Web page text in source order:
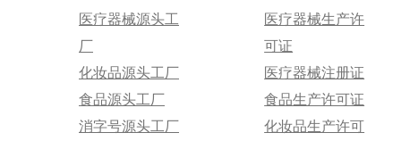
医疗器械源头工
厂
化妆品源头工厂
食品源头工厂
消字号源头工厂
医疗器械生产许
可证
医疗器械注册证
食品生产许可证
化妆品生产许可